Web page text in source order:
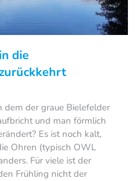
die
dem der graue Bielefelder
und man förmlich
Es ist noch kalt,
Ohren (typisch OWL
Für viele ist der
Frühling nicht der